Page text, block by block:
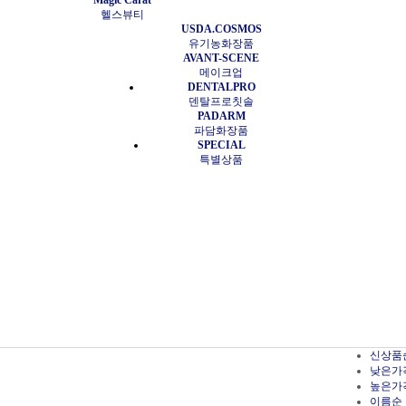
헬스뷰티
USDA.COSMOS
유기농화장품
AVANT-SCENE
메이크업
DENTALPRO
덴탈프로칫솔
PADARM
파담화장품
SPECIAL
특별상품
신상품
낮은가
높은가
이름순